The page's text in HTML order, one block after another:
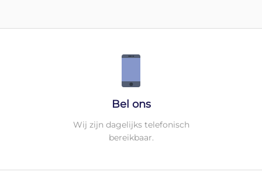
Bel ons
Wij zijn dagelijks telefonisch
bereikbaar.